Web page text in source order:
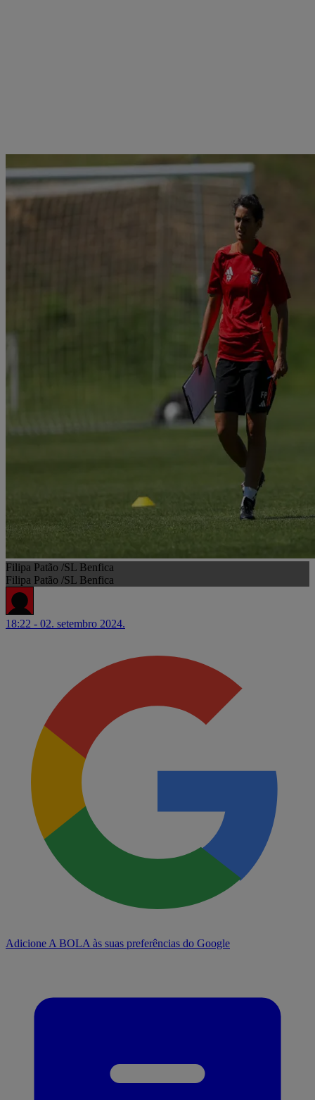
Filipa Patão /SL Benfica
Filipa Patão /SL Benfica
18:22 - 02. setembro 2024.
Adicione A BOLA às suas preferências do Google